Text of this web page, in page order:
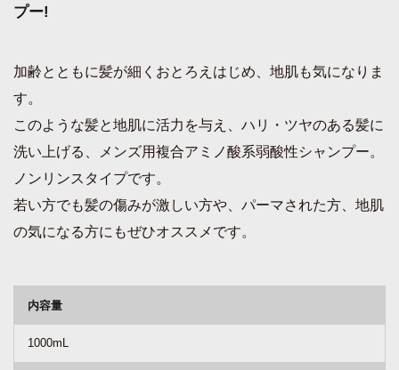
プー!
加齢とともに髪が細くおとろえはじめ、地肌も気になりま
す。
このような髪と地肌に活力を与え、ハリ・ツヤのある髪に
洗い上げる、メンズ用複合アミノ酸系弱酸性シャンプー。
ノンリンスタイプです。
若い方でも髪の傷みが激しい方や、パーマされた方、地肌
の気になる方にもぜひオススメです。
内容量
1000mL